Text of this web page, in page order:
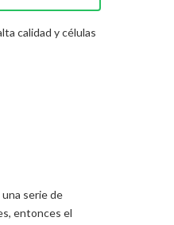
calidad y células
serie de
entonces el